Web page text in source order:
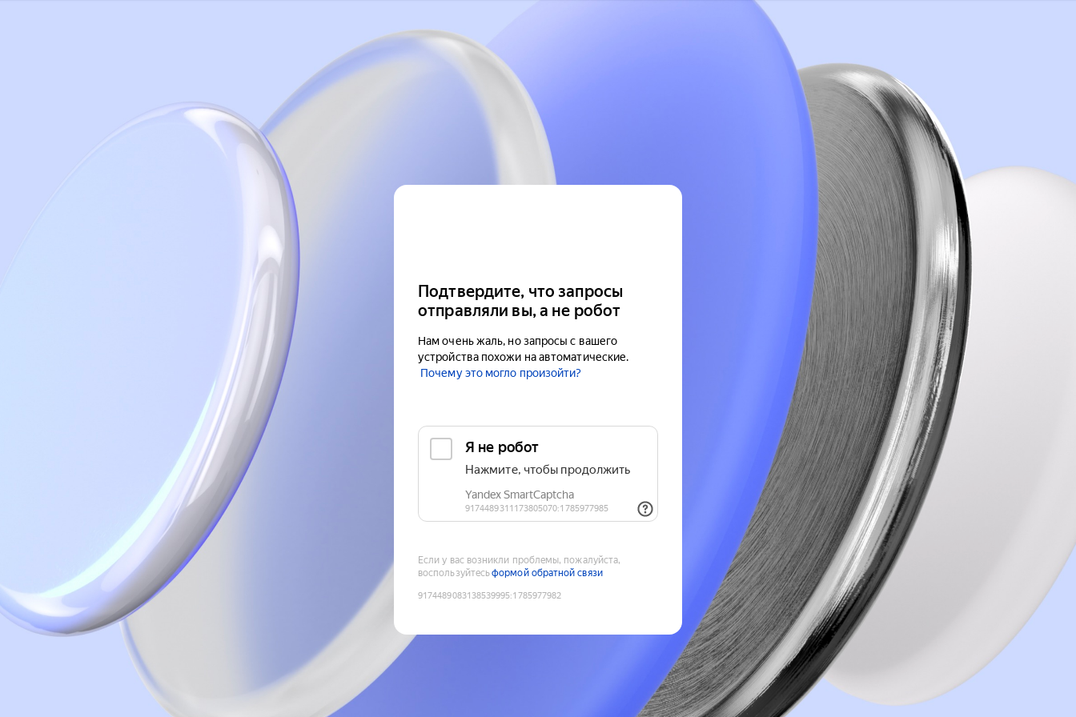
Подтвердите, что запросы
отправляли вы, а не робот
Нам очень жаль, но запросы с вашего
устройства похожи на автоматические.
Почему это могло произойти?
Если у вас возникли проблемы, пожалуйста,
воспользуйтесьформой обратной связи
9174489083138539995:1785977982